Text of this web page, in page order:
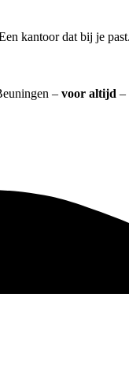
kantoor dat bij je past.
– voor altijd –